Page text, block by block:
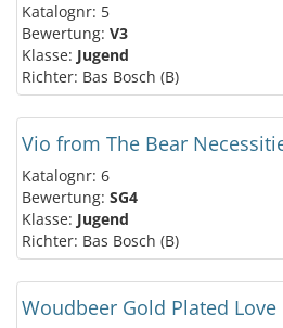
Katalognr: 5
Bewertung: V3
Klasse: Jugend
Richter: Bas Bosch (B)
Vio from The Bear
Katalognr: 6
Bewertung: SG4
Klasse: Jugend
Richter: Bas Bosch (B)
Woudbeer Gold Plated Love